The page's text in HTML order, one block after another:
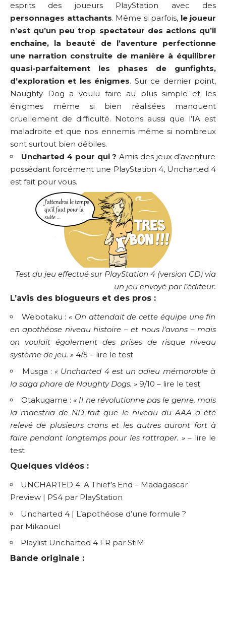
esprits des joueurs PlayStation avec des
personnages attachants. Même si parfois, le joueur
n’est qu’un peu trop spectateur des actions qu’il
enchaîne, la beauté de l’aventure perfectionne
une narration construite de manière à équilibrer
quasi-parfaitement les phases de gunfights,
d’exploration et les énigmes. Sur ce dernier point,
Naughty Dog a voulu faire au plus simple et les
énigmes même si bien réalisées manquent
cruellement de difficulté. Notons aussi que l’IA est
maladroite et que nos ennemis même si nombreux
sont surtout bien débiles.
Uncharted 4 pour qui ? Amis des jeux d’aventure
possédant forcément une PlayStation 4, Uncharted 4
est fait pour vous.
Test du jeu effectué sur PlayStation 4 (version CD) via
un jeu envoyé par l’éditeur.
L’avis des blogueurs et des pros :
Webotaku : « On attendait de cette équipe une fin
en apothéose niveau histoire – et nous l’avons – mais
on voulait également des prises de risque niveau
système de jeu. » 4/5 – lire le test
Musga : « Uncharted 4 est un adieu mémorable à
la saga phare de Naughty Dogs. » 9/10 – lire le test
Otakugame : « Il ne révolutionne pas le genre, mais
la maestria de ND fait que le niveau du AAA a été
relevé de plusieurs crans et les autres auront fort à
faire pendant longtemps pour les rattraper. »– lire le
test
Quelques vidéos :
UNCHARTED 4: A Thief’s End – Madagascar
Preview | PS4 par PlayStation
Uncharted 4 | L’apothéose d’une formule ?
par Mikaouel
Playlist Uncharted 4 FR par StiM
Bande originale :